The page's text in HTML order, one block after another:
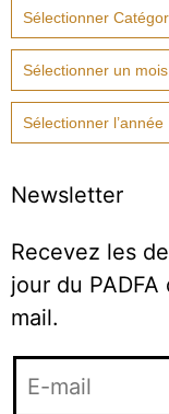
Newsletter
Recevez les
jour du
mail.